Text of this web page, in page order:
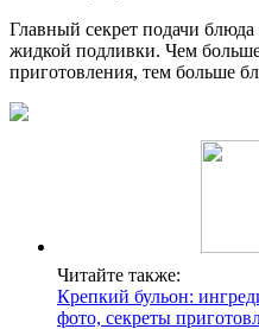
Главный секрет подачи блюда
жидкой подливки. Чем
приготовления, тем больше
Читайте также:
Крепкий бульон:
фото, секреты